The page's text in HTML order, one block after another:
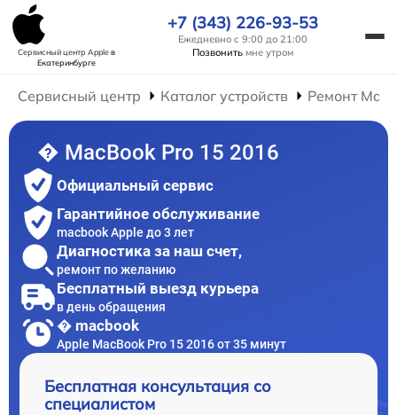
Сервисный центр Appleв
Екатеринбурге
+7 (343) 226-93-53
Ежедневно с 9:00 до 21:00
Позвонить мне утром
Сервисный центр Каталог устройств Ремонт
� MacBook Pro 15 2016
Официальный сервис
Гарантийное обслуживание
macbook Apple до 3 лет
Диагностика за наш счет,
ремонт по желанию
Бесплатный выезд курьера
в день обращения
� macbook
Apple MacBook Pro 15 2016 от 35 минут
Бесплатная консультация со
специалистом